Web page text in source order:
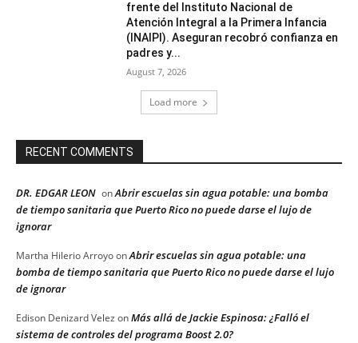
frente del Instituto Nacional de
Atención Integral a la Primera Infancia
(INAIPI). Aseguran recobró confianza en
padres y...
August 7, 2026
Load more
RECENT COMMENTS
DR. EDGAR LEON onAbrir escuelas sin agua potable: una bomba
de tiempo sanitaria que Puerto Rico no puede darse el lujo de
ignorar
Martha Hilerio ArroyoonAbrir escuelas sin agua potable: una
bomba de tiempo sanitaria que Puerto Rico no puede darse el lujo
de ignorar
Edison Denizard Velez onMás allá de Jackie Espinosa: ¿Falló el
sistema de controles del programa Boost 2.0?